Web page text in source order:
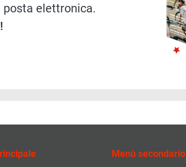
elettronica.
Menù secondario